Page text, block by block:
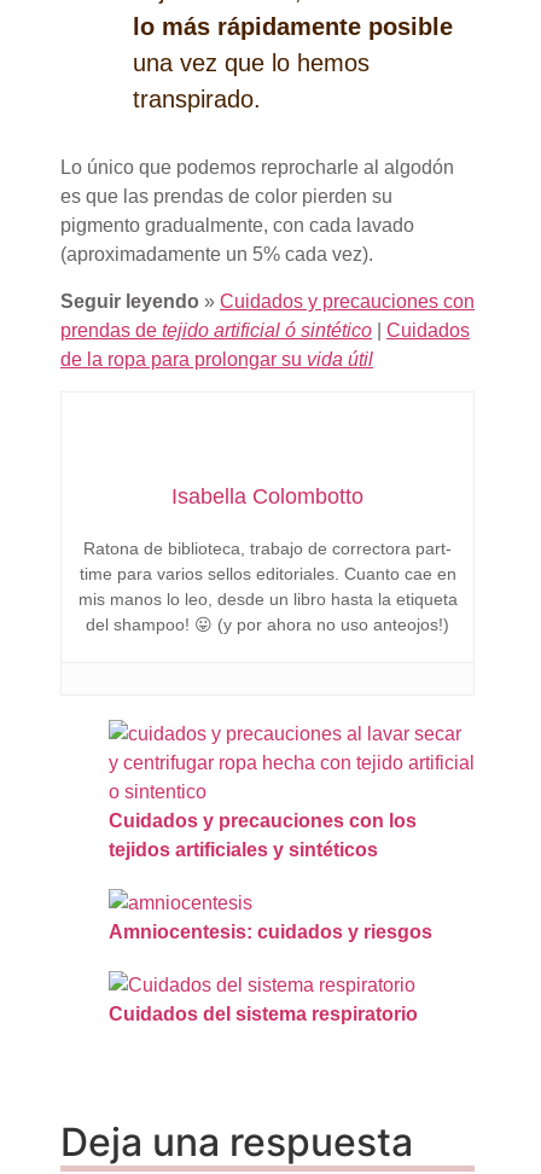
lo más rápidamente posible
una vez que lo hemos
transpirado.
Lo único que podemos reprocharle al algodón
es que las prendas de color pierden su
pigmento gradualmente, con cada lavado
(aproximadamente un 5% cada vez).
Seguir leyendo » Cuidados y precauciones con
prendas de tejido artificial ó sintético
Cuidados
de la ropa para prolongar su vida útil
Isabella Colombotto
Ratona de biblioteca, trabajo de correctora part-
time para varios sellos editoriales. Cuanto cae en
mis manos lo leo, desde un libro hasta la etiqueta
del shampoo! 😛 (y por ahora no uso anteojos!)
Cuidados y precauciones con los
tejidos artificiales y sintéticos
Amniocentesis: cuidados y riesgos
Cuidados del sistema respiratorio
Deja una respuesta